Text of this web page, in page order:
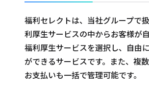
福利セレクトは、当社グループで
利厚生サービスの中からお客様が
福利厚生サービスを選択し、自由
ができるサービスです。また、複
お支払いも一括で管理可能です。